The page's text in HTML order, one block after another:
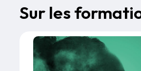
Sur les